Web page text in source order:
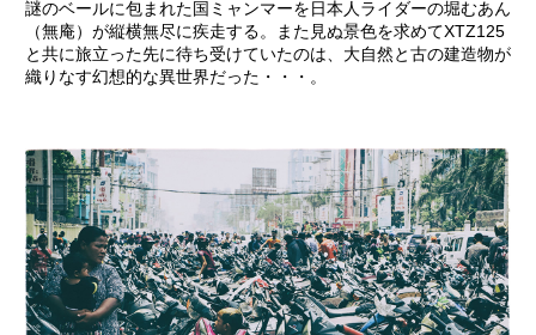
謎のベールに包まれた国ミャンマーを日本人ライダーの堀むあん
（無庵）が縦横無尽に疾走する。また見ぬ景色を求めてXTZ125
と共に旅立った先に待ち受けていたのは、大自然と古の建造物が
織りなす幻想的な異世界だった・・・。